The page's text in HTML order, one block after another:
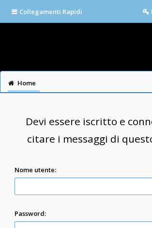
Collegamenti Rapidi
Home
Devi essere iscritto e
citare i messaggi di
Nome utente:
Password: